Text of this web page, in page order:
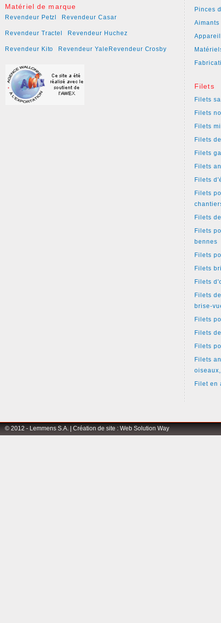
Matériel de marque
Revendeur Petzl Revendeur Casar
Revendeur Tractel Revendeur Huchez
Revendeur Kito Revendeur Yale Revendeur Crosby
Pinces
Filets
Filets
Filets
Filets
Filets
Filets
Filets
Filets
Filets
Filets
Filets
bennes
Filets
Filets
Filets
Filets
brise-
Filets
Filets
Filets
Filets
Filet en
© 2012 - Lemmens S.A. | Création de site : Web Solution Way